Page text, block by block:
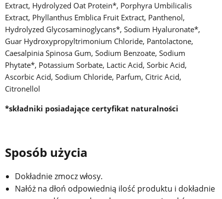
Extract, Hydrolyzed Oat Protein*, Porphyra Umbilicalis
Extract, Phyllanthus Emblica Fruit Extract, Panthenol,
Hydrolyzed Glycosaminoglycans*, Sodium Hyaluronate*,
Guar Hydroxypropyltrimonium Chloride, Pantolactone,
Caesalpinia Spinosa Gum, Sodium Benzoate, Sodium
Phytate*, Potassium Sorbate, Lactic Acid, Sorbic Acid,
Ascorbic Acid, Sodium Chloride, Parfum, Citric Acid,
Citronellol
*składniki posiadające certyfikat naturalności
Sposób użycia
Dokładnie zmocz włosy.
Nałóż na dłoń odpowiednią ilość produktu i dokładnie